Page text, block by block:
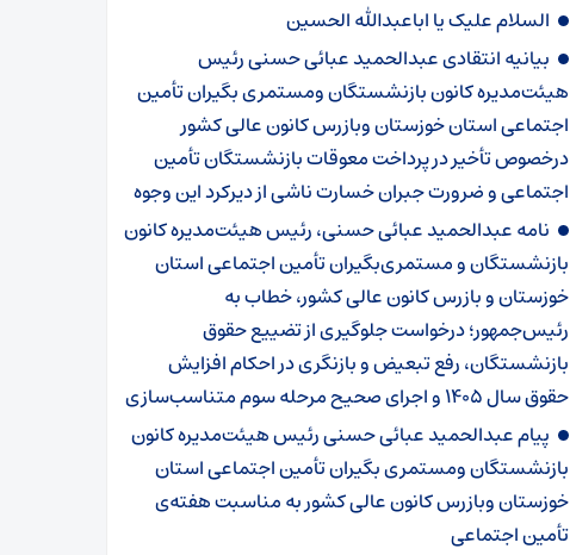
السلام علیک یا اباعبدالله الحسین
بیانیه انتقادی عبدالحمید عبائی حسنی رئیس
هیئت‌مدیره کانون بازنشستگان ومستمری بگیران تأمین
اجتماعی استان خوزستان وبازرس کانون عالی کشور
درخصوص تأخیر در پرداخت معوقات بازنشستگان تأمین
اجتماعی و ضرورت جبران خسارت ناشی از دیرکرد این وجوه
نامه عبدالحمید عبائی حسنی، رئیس هیئت‌مدیره کانون
بازنشستگان و مستمری‌بگیران تأمین اجتماعی استان
خوزستان و بازرس کانون عالی کشور، خطاب به
رئیس‌جمهور؛ درخواست جلوگیری از تضییع حقوق
بازنشستگان، رفع تبعیض و بازنگری در احکام افزایش
حقوق سال ۱۴۰۵ و اجرای صحیح مرحله سوم متناسب‌سازی
پیام عبدالحمید عبائی حسنی رئیس هیئت‌مدیره کانون
بازنشستگان ومستمری بگیران تأمین اجتماعی استان
خوزستان وبازرس کانون عالی کشور به مناسبت هفته‌ی
تأمین اجتماعی